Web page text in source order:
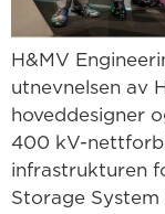
H&MV
utnevnelsen av
hoveddesigner
400 kV-
infrastrukturen
Storage System